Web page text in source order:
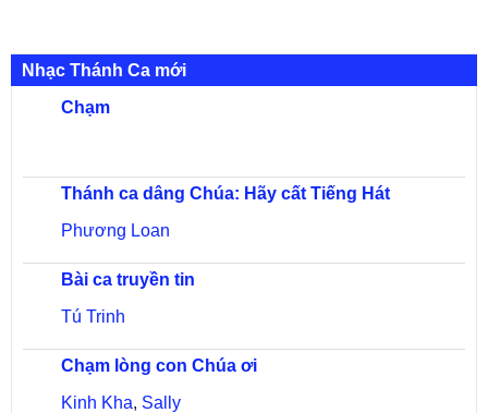
Nhạc Thánh Ca mới
Chạm
Thánh ca dâng Chúa: Hãy cất Tiếng Hát
Phương Loan
Bài ca truyền tin
Tú Trinh
Chạm lòng con Chúa ơi
Kinh Kha, Sally